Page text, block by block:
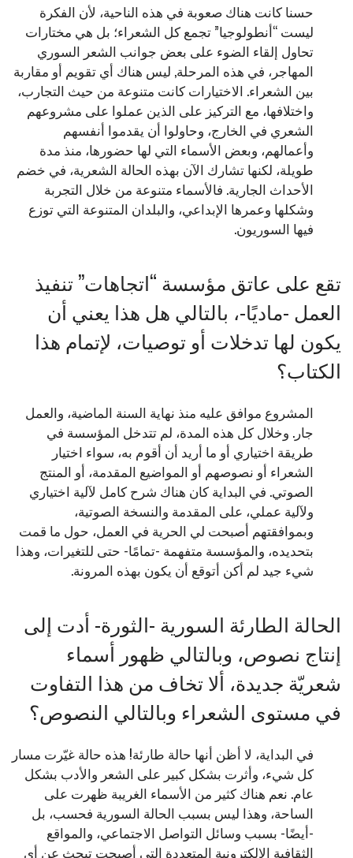
حسنا كانت هناك صعوبة في هذه الناحية، لأن الفكرة
ليست “أنطولوجيا” تجمع كل الشعراء؛ بل هي مختارات
تحاول إلقاء الضوء على بعض جوانب الشعر السوري
المهاجر، في هذه المرحلة, ليس هناك أي تقويم أو مقاربة
بين الشعراء. الاختيارات كانت متنوعة من حيث التجارب،
واختلافها، مع التركيز على الذين عملوا على مشروعهم
الشعري في الخارج، وحاولوا أن يقدموا أنفسهم
وأعمالهم، وبعض الأسماء التي لها حضورها، منذ مدة
طويلة، لكنها تشارك الآن بهذه الحالة الشعرية، في خضم
الأحداث الجارية. فالأسماء متنوعة من خلال التجربة
وشكلها وعمرها الإبداعي، والبلدان المتنوعة التي توزع
فيها السوريون.
تقع على عاتق مؤسسة “اتجاهات” تنفيذ
العمل -ماديًا-، بالتالي هل هذا يعني أن
يكون لها تدخلات أو توصيات، لإتمام هذا
الكتاب؟
المشروع موافق عليه منذ نهاية السنة الماضية، والعمل
جار. وخلال كل هذه المدة، لم تتدخل المؤسسة في
طريقة اختياري أو ما أريد أن أقوم به، سواء اختيار
الشعراء أو نصوصهم أو المواضيع المقدمة، أو المنتج
الصوتي. في البداية كان هناك شرح كامل لآلية اختياري
ولآلية عملي، على المقدمة والنسخة الصوتية،
وبموافقتهم أصبحت لي الحرية في العمل، حول ما قمت
بتحديده، والمؤسسة متفهمة -تمامًا- حتى للتغيرات، وهذا
شيء جيد لم أكن أتوقع أن يكون بهذه المرونة.
الحالة الطارئة السورية -الثورة- أدت إلى
إنتاج نصوص، وبالتالي ظهور أسماء
شعريّة جديدة، ألا تخاف من هذا التفاوت
في مستوى الشعراء وبالتالي النصوص؟
في البداية، لا أظن أنها حالة طارئة! هذه حالة غيّرت مسار
كل شيء، وأثرت بشكل كبير على الشعر والأدب بشكل
عام. نعم هناك كثير من الأسماء الغريبة ظهرت على
الساحة، وهذا ليس بسبب الحالة السورية فحسب، بل
-أيضًا- بسبب وسائل التواصل الاجتماعي، والمواقع
الثقافية الإلكترونية المتعددة التي أصبحت تبحث عن أي